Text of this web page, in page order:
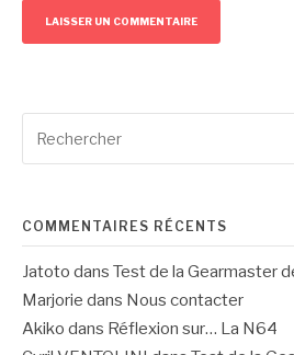
pour
COMMENTAIRES RÉCENTS
Jatoto dans Test de la Gearmaster
Marjorie dans Nous contacter
Akiko dans Réflexion sur… La N64